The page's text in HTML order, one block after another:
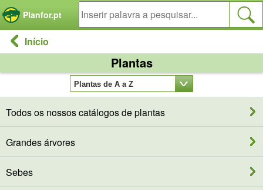
Planfor.pt
Início
Plantas
Plantas de A a Z
Plantas de A a Z
Todos os nossos catálogos de plantas
Grandes árvores
Sebes
Painel de Gerenciamento de Cookies